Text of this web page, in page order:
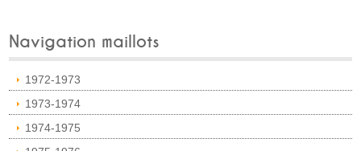
Navigation maillots
1972-1973
1973-1974
1974-1975